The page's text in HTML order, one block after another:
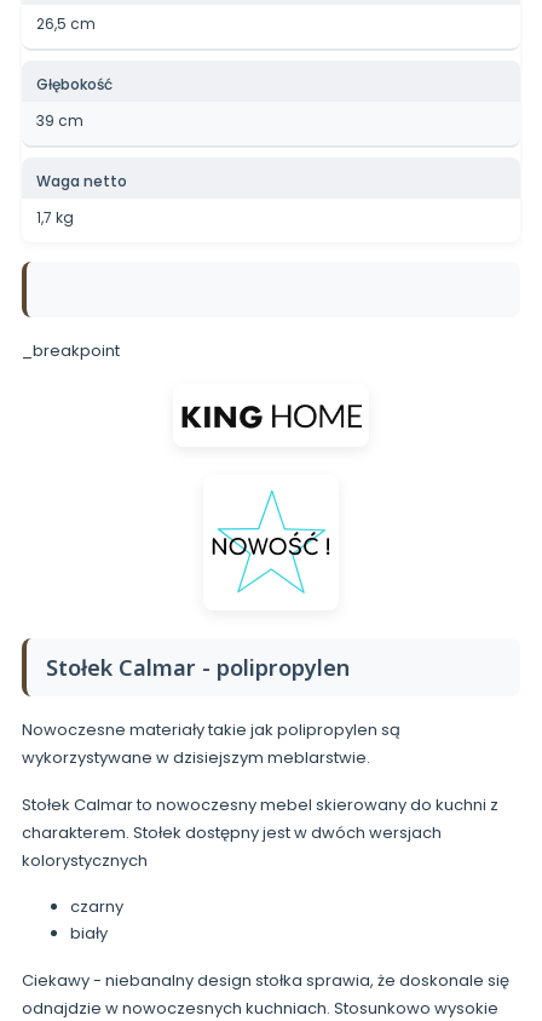
26,5 cm
Głębokość
39 cm
Waga netto
1,7 kg
_breakpoint
Stołek Calmar - polipropylen
Nowoczesne materiały takie jak polipropylen są
wykorzystywane w dzisiejszym meblarstwie.
Stołek Calmar to nowoczesny mebel skierowany do kuchni z
charakterem. Stołek dostępny jest w dwóch wersjach
kolorystycznych
czarny
biały
Ciekawy - niebanalny design stołka sprawia, że doskonale się
odnajdzie w nowoczesnych kuchniach. Stosunkowo wysokie